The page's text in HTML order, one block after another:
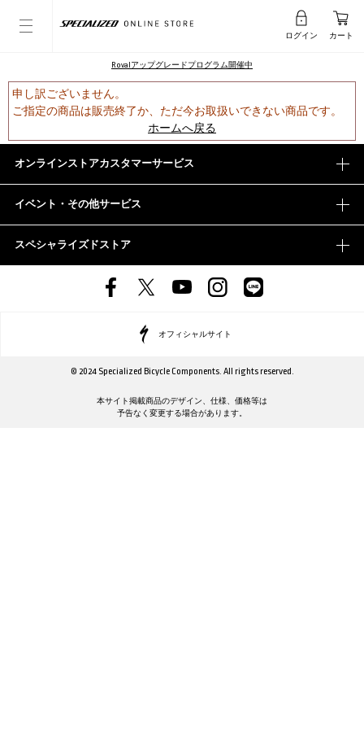
ログイン カート
Rovalアップグレードプログラム開催中
申し訳ございません。
ご指定の商品は販売終了か、ただ今お取扱いできない商品です。
ホームへ戻る
オンラインストアカスタマーサービス
イベント・その他サービス
スペシャライズドストア
オフィシャルサイト
© 2024 Specialized Bicycle Components. All rights reserved.
本サイト掲載商品のデザイン、仕様、価格等は
予告なく変更する場合があります。